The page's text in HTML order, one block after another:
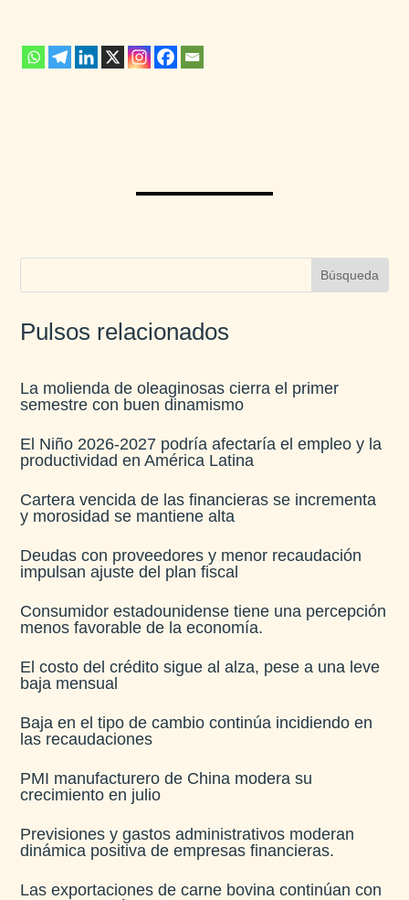
Pulsos relacionados
La molienda de oleaginosas cierra el primer
semestre con buen dinamismo​
El Niño 2026-2027 podría afectaría el empleo y la
productividad en América Latina​
Cartera vencida de las financieras se incrementa
y morosidad se mantiene alta​
Deudas con proveedores y menor recaudación
impulsan ajuste del plan fiscal​
Consumidor estadounidense tiene una percepción
menos favorable de la economía​.
El costo del crédito sigue al alza, pese a una leve
baja mensual​
Baja en el tipo de cambio continúa incidiendo en
las recaudaciones​
PMI manufacturero de China modera su
crecimiento en julio​
Previsiones y gastos administrativos moderan
dinámica positiva de empresas financieras​.
Las exportaciones de carne bovina continúan con